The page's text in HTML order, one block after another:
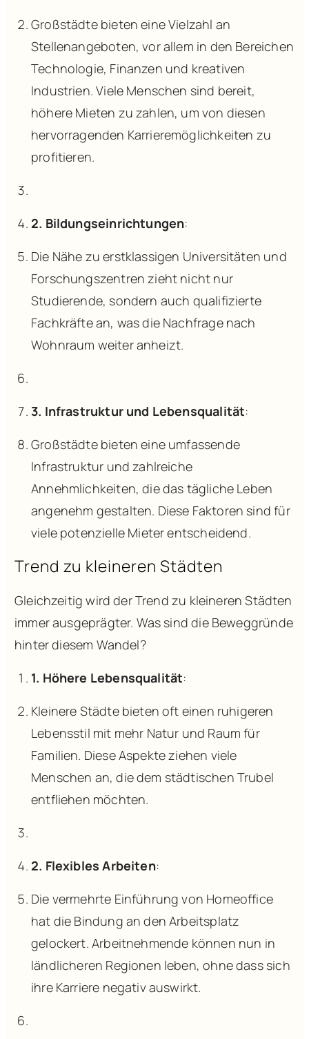
Großstädte bieten eine Vielzahl an
Stellenangeboten, vor allem in den Bereichen
Technologie, Finanzen und kreativen
Industrien. Viele Menschen sind bereit,
höhere Mieten zu zahlen, um von diesen
hervorragenden Karrieremöglichkeiten zu
profitieren.
2. Bildungseinrichtungen:
Die Nähe zu erstklassigen Universitäten und
Forschungszentren zieht nicht nur
Studierende, sondern auch qualifizierte
Fachkräfte an, was die Nachfrage nach
Wohnraum weiter anheizt.
3. Infrastruktur und Lebensqualität:
Großstädte bieten eine umfassende
Infrastruktur und zahlreiche
Annehmlichkeiten, die das tägliche Leben
angenehm gestalten. Diese Faktoren sind für
viele potenzielle Mieter entscheidend.
Trend zu kleineren Städten
Gleichzeitig wird der Trend zu kleineren Städten
immer ausgeprägter. Was sind die Beweggründe
hinter diesem Wandel?
1. Höhere Lebensqualität:
Kleinere Städte bieten oft einen ruhigeren
Lebensstil mit mehr Natur und Raum für
Familien. Diese Aspekte ziehen viele
Menschen an, die dem städtischen Trubel
entfliehen möchten.
2. Flexibles Arbeiten:
Die vermehrte Einführung von Homeoffice
hat die Bindung an den Arbeitsplatz
gelockert. Arbeitnehmende können nun in
ländlicheren Regionen leben, ohne dass sich
ihre Karriere negativ auswirkt.